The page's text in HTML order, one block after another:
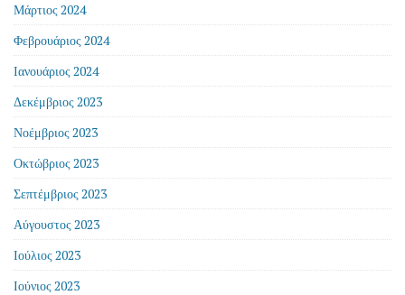
Μάρτιος 2024
Φεβρουάριος 2024
Ιανουάριος 2024
Δεκέμβριος 2023
Νοέμβριος 2023
Οκτώβριος 2023
Σεπτέμβριος 2023
Αύγουστος 2023
Ιούλιος 2023
Ιούνιος 2023